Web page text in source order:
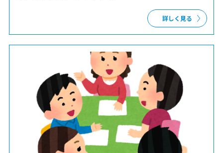
詳しく見る